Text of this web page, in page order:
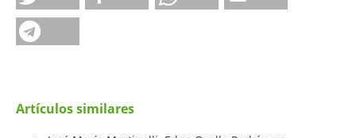
Artículos similares